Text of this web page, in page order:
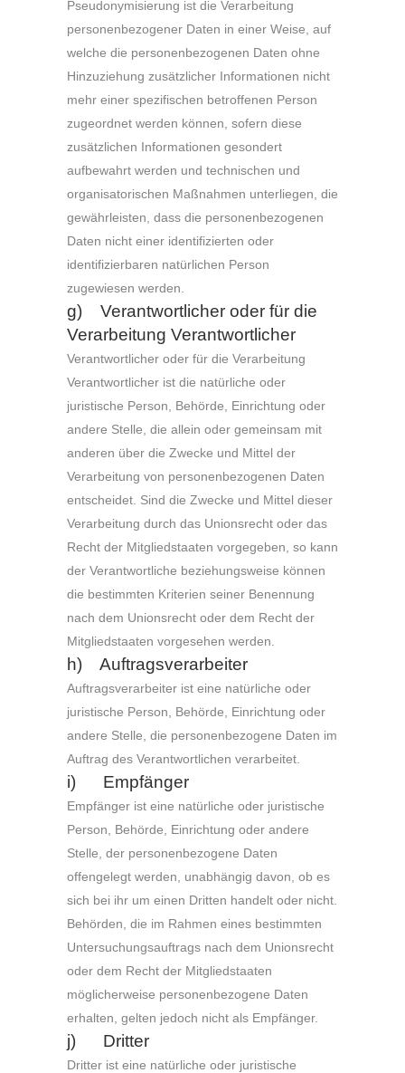
Pseudonymisierung ist die Verarbeitung
personenbezogener Daten in einer Weise, auf
welche die personenbezogenen Daten ohne
Hinzuziehung zusätzlicher Informationen nicht
mehr einer spezifischen betroffenen Person
zugeordnet werden können, sofern diese
zusätzlichen Informationen gesondert
aufbewahrt werden und technischen und
organisatorischen Maßnahmen unterliegen, die
gewährleisten, dass die personenbezogenen
Daten nicht einer identifizierten oder
identifizierbaren natürlichen Person
zugewiesen werden.
g) Verantwortlicher oder für die
Verarbeitung Verantwortlicher
Verantwortlicher oder für die Verarbeitung
Verantwortlicher ist die natürliche oder
juristische Person, Behörde, Einrichtung oder
andere Stelle, die allein oder gemeinsam mit
anderen über die Zwecke und Mittel der
Verarbeitung von personenbezogenen Daten
entscheidet. Sind die Zwecke und Mittel dieser
Verarbeitung durch das Unionsrecht oder das
Recht der Mitgliedstaaten vorgegeben, so kann
der Verantwortliche beziehungsweise können
die bestimmten Kriterien seiner Benennung
nach dem Unionsrecht oder dem Recht der
Mitgliedstaaten vorgesehen werden.
h) Auftragsverarbeiter
Auftragsverarbeiter ist eine natürliche oder
juristische Person, Behörde, Einrichtung oder
andere Stelle, die personenbezogene Daten im
Auftrag des Verantwortlichen verarbeitet.
i) Empfänger
Empfänger ist eine natürliche oder juristische
Person, Behörde, Einrichtung oder andere
Stelle, der personenbezogene Daten
offengelegt werden, unabhängig davon, ob es
sich bei ihr um einen Dritten handelt oder nicht.
Behörden, die im Rahmen eines bestimmten
Untersuchungsauftrags nach dem Unionsrecht
oder dem Recht der Mitgliedstaaten
möglicherweise personenbezogene Daten
erhalten, gelten jedoch nicht als Empfänger.
j) Dritter
Dritter ist eine natürliche oder juristische